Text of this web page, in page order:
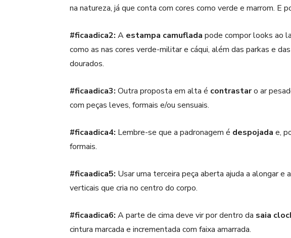
na natureza, já que conta com cores como verde e marrom. E
#ficaadica2: A estampa camuflada pode compor looks ao
como as nas cores verde-militar e cáqui, além das parkas e
dourados.
#ficaadica3: Outra proposta em alta é contrastaro ar
com peças leves, formais e/ou sensuais.
#ficaadica4: Lembre-se que a padronagem é despojada e,
formais.
#ficaadica5: Usar uma terceira peça aberta ajuda a alongar e
verticais que cria no centro do corpo.
#ficaadica6: A parte de cima deve vir por dentro da saia
cintura marcada e incrementada com faixa amarrada.